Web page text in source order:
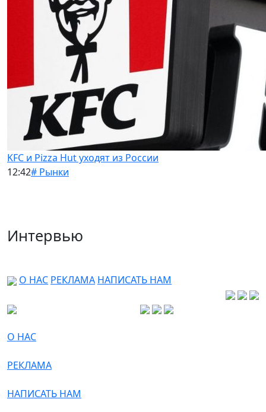
KFC и Pizza Hut уходят из России
12:42# Рынки
Интервью
О НАС РЕКЛАМА НАПИСАТЬ НАМ
О НАС
РЕКЛАМА
НАПИСАТЬ НАМ